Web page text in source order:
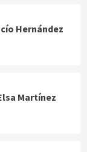
Hernández
Martínez